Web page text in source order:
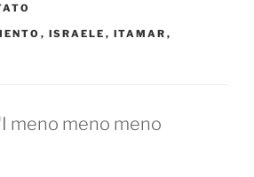
, ISRAELE , ITAMAR ,
meno meno meno